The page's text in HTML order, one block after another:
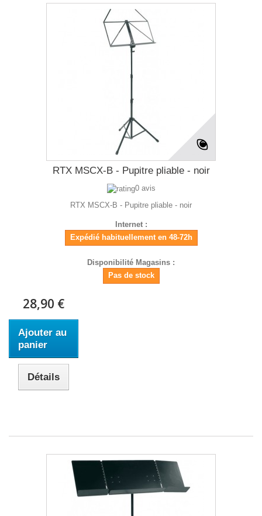
RTX MSCX-B - Pupitre pliable - noir
0 avis
RTX MSCX-B - Pupitre pliable - noir
Internet :
Expédié habituellement en 48-72h
Disponibilité Magasins :
Pas de stock
28,90 €
Ajouter au
panier
Détails